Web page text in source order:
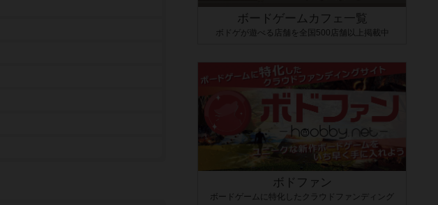
ボードゲームカフェ一覧
ボドゲが遊べる店舗を全国500店舗以上掲載中
ボドファン
ボードゲームに特化したクラウドファンディング